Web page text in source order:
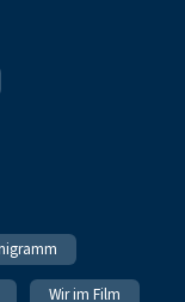
Wir im Film